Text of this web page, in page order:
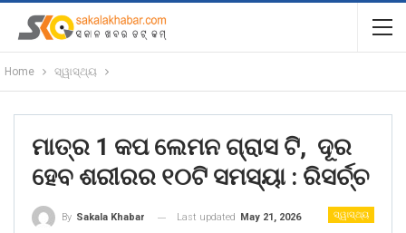
Home ସ୍ୱାସ୍ଥ୍ୟ
ମାତ୍ର 1 କପ ଲେମନ ଗ୍ରାସ ଟି, ଦୂର
ହେବ ଶରୀରର ୧୦ଟି ସମସ୍ୟା : ରିସର୍ଚ୍ଚ
ସ୍ୱାସ୍ଥ୍ୟ
By Sakala Khabar Last updated May 21, 2026